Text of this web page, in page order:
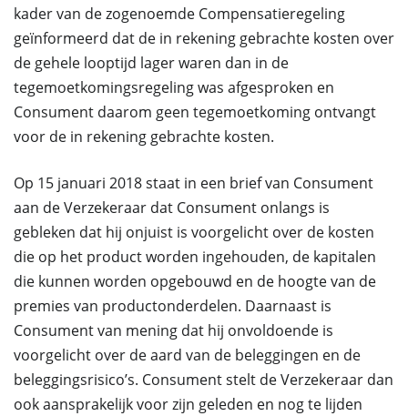
kader van de zogenoemde Compensatieregeling
geïnformeerd dat de in rekening gebrachte kosten over
de gehele looptijd lager waren dan in de
tegemoetkomingsregeling was afgesproken en
Consument daarom geen tegemoetkoming ontvangt
voor de in rekening gebrachte kosten.
Op 15 januari 2018 staat in een brief van Consument
aan de Verzekeraar dat Consument onlangs is
gebleken dat hij onjuist is voorgelicht over de kosten
die op het product worden ingehouden, de kapitalen
die kunnen worden opgebouwd en de hoogte van de
premies van productonderdelen. Daarnaast is
Consument van mening dat hij onvoldoende is
voorgelicht over de aard van de beleggingen en de
beleggingsrisico’s. Consument stelt de Verzekeraar dan
ook aansprakelijk voor zijn geleden en nog te lijden